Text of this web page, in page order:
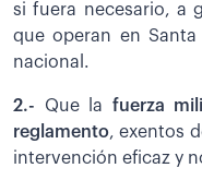
si fuera necesario, a
que operan en
nacional.
2.- Que la fuerza
reglamento, exentos
intervención eficaz y